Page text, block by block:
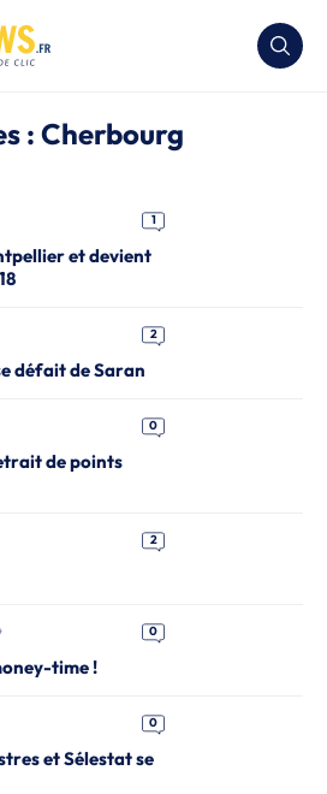
: Cherbourg
1
et devient
2
défait de Saran
0
de points
2
0
time !
0
et Sélestat se